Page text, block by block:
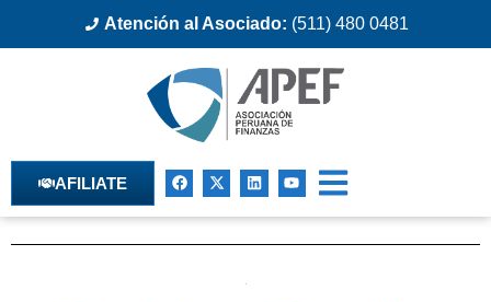
Atención al Asociado: (511) 480 0481
AFILIATE